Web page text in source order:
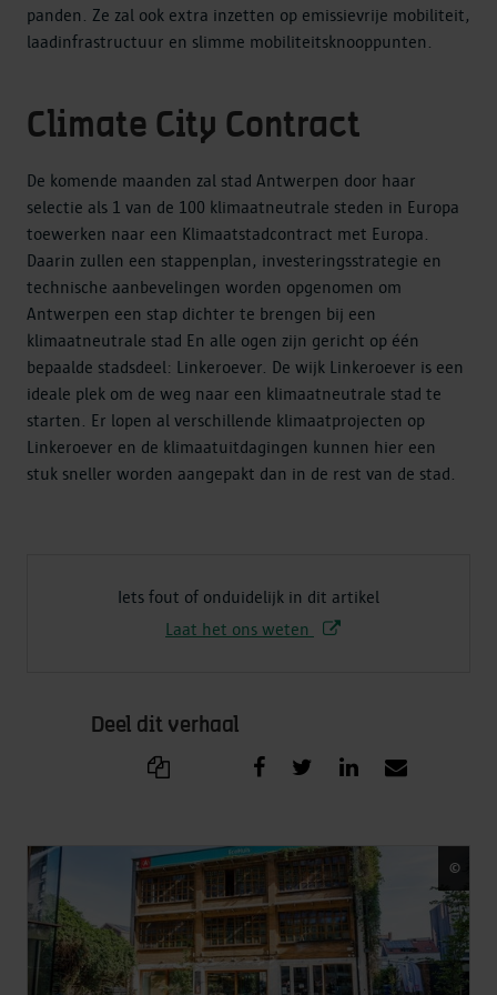
panden. Ze zal ook extra inzetten op emissievrije mobiliteit,
laadinfrastructuur en slimme mobiliteitsknooppunten.
Climate City Contract
De komende maanden zal stad Antwerpen door haar
selectie als 1 van de 100 klimaatneutrale steden in Europa
toewerken naar een Klimaatstadcontract met Europa.
Daarin zullen een stappenplan, investeringsstrategie en
technische aanbevelingen worden opgenomen om
Antwerpen een stap dichter te brengen bij een
klimaatneutrale stad En alle ogen zijn gericht op één
bepaalde stadsdeel: Linkeroever. De wijk Linkeroever is een
ideale plek om de weg naar een klimaatneutrale stad te
starten. Er lopen al verschillende klimaatprojecten op
Linkeroever en de klimaatuitdagingen kunnen hier een
stuk sneller worden aangepakt dan in de rest van de stad.
Iets fout of onduidelijk in dit artikel
Laat het ons weten
Deel dit verhaal
©